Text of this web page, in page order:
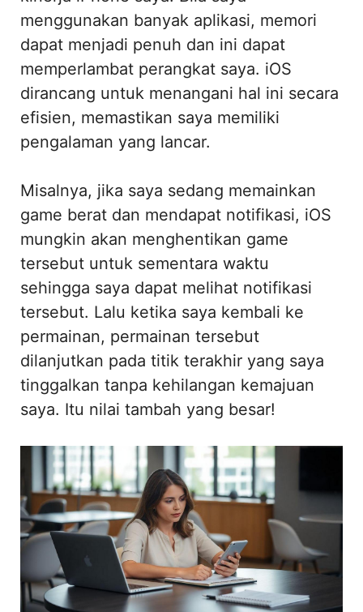
menggunakan banyak aplikasi, memori
dapat menjadi penuh dan ini dapat
memperlambat perangkat saya. iOS
dirancang untuk menangani hal ini secara
efisien, memastikan saya memiliki
pengalaman yang lancar.
Misalnya, jika saya sedang memainkan
game berat dan mendapat notifikasi, iOS
mungkin akan menghentikan game
tersebut untuk sementara waktu
sehingga saya dapat melihat notifikasi
tersebut. Lalu ketika saya kembali ke
permainan, permainan tersebut
dilanjutkan pada titik terakhir yang saya
tinggalkan tanpa kehilangan kemajuan
saya. Itu nilai tambah yang besar!